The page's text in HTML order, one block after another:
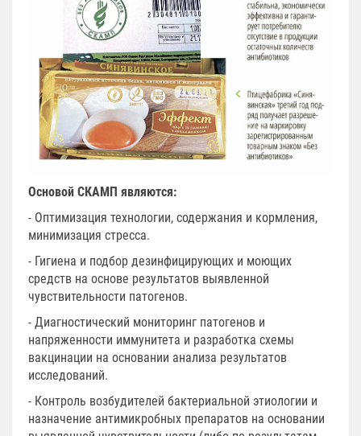
Основой СКАМП являются:
- Оптимизация технологии, содержания и кормления,
минимизация стресса.
- Гигиена и подбор дезинфицирующих и моющих
средств на основе результатов выявленной
чувствительности патогенов.
- Диагностический мониторинг патогенов и
напряженности иммунитета и разработка схемы
вакцинации на основании анализа результатов
исследований.
- Контроль возбудителей бактериальной этиологии и
назначение антимикробных препаратов на основании